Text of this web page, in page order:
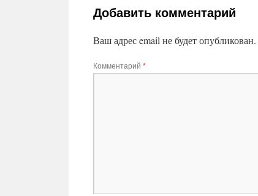
Добавить комментарий
Ваш адрес email не будет опубликован.
Комментарий *